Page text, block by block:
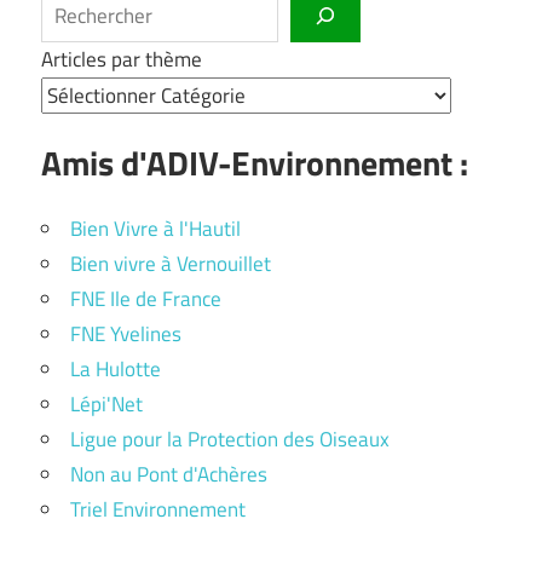
Articles par thème
Amis d'ADIV-Environnement :
Bien Vivre à l'Hautil
Bien vivre à Vernouillet
FNE Ile de France
FNE Yvelines
La Hulotte
Lépi'Net
Ligue pour la Protection des Oiseaux
Non au Pont d'Achères
Triel Environnement